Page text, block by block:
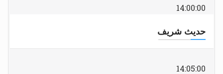
14:00:00
حديث شريف
14:05:00